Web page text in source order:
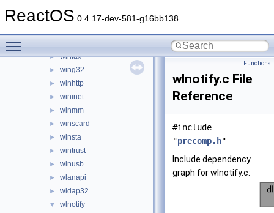
ReactOS 0.4.17-dev-581-g16bb138
► windowscodecs
► winfax
► wing32
► winhttp
► wininet
► winmm
► winscard
► winsta
► wintrust
► winusb
► wlanapi
► wldap32
▼
wlnotify
Functions
wlnotify.c File
Reference
#include
"precomp.h"
Include dependency
graph for wlnotify.c: